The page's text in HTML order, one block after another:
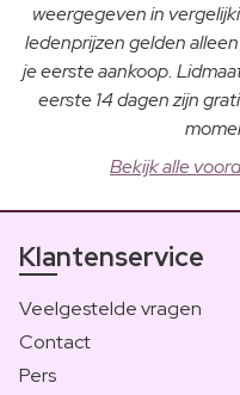
weergegeven in
ledenprijzen gelden
je eerste aankoop.
eerste 14 dagen zijn
Bekijk alle
Klantenservice
Veelgestelde vragen
Contact
Pers